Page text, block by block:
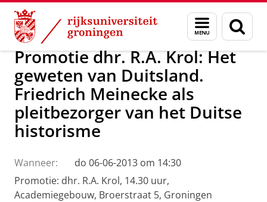
Skip
Content
Skip
Navigation
Menu
en
zoeken
Over ons Actueel Nieuws
Promotie dhr. R.A. Krol: Het
geweten van Duitsland.
Friedrich Meinecke als
pleitbezorger van het Duitse
historisme
Wanneer:
do 06-06-2013 om 14:30
Promotie: dhr. R.A. Krol, 14.30 uur,
Academiegebouw, Broerstraat 5, Groningen